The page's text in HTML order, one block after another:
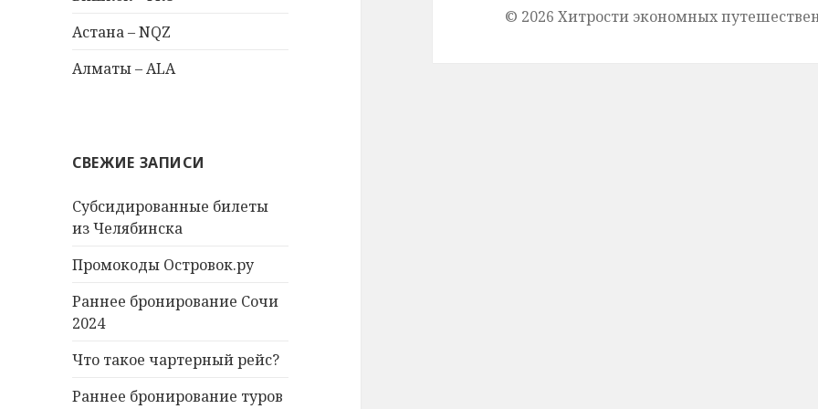
Астана – NQZ
Алматы – ALA
СВЕЖИЕ ЗАПИСИ
Субсидированные билеты
из Челябинска
Промокоды Островок.ру
Раннее бронирование Сочи
2024
Что такое чартерный рейс?
Раннее бронирование туров
© 2026 Хитрости экономных